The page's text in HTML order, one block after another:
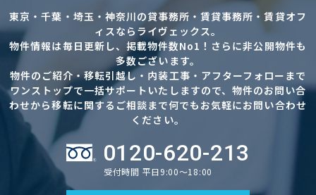
東京・千葉・埼玉・神奈川の貸事務所・賃貸事務所・賃貸オフ
ィスならライヴェックス。
物件情報は毎日更新し、掲載物件数No1！さらに非公開物件も
多数ございます。
物件のご紹介・移転引越し・内装工事・アフターフォローまで
ワンストップで一括サポートいたしますので、物件のお問い合
わせから移転に関するご相談まで何でもお気軽にお問い合わせ
ください。
0120-620-213
受付時間 平日9:00～18:00